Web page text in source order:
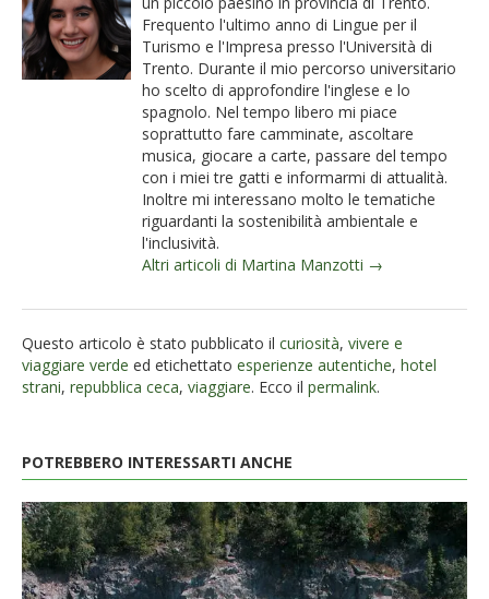
Frequento l'ultimo anno di Lingue per il
Turismo e l'Impresa presso l'Università di
Trento. Durante il mio percorso universitario
ho scelto di approfondire l'inglese e lo
spagnolo. Nel tempo libero mi piace
soprattutto fare camminate, ascoltare
musica, giocare a carte, passare del tempo
con i miei tre gatti e informarmi di attualità.
Inoltre mi interessano molto le tematiche
riguardanti la sostenibilità ambientale e
l'inclusività.
Altri articoli di Martina Manzotti →
Questo articolo è stato pubblicato il curiosità, vivere e
viaggiare verde ed etichettato esperienze autentiche, hotel
strani, repubblica ceca, viaggiare. Ecco il permalink.
POTREBBERO INTERESSARTI ANCHE